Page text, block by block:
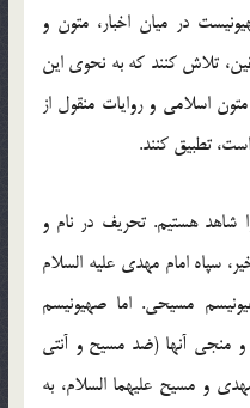
در میان اخبار، متون و
تلاش كنند كه به نحوی این
اسلامی و روایات منقول از
تطبیق کنند.
هستیم. تحریف در نام و
سپاه امام مهدی علیه السلام
مسیحی. اما صهیونیسم
و منجی آنها (ضد مسیح و آنتی
و مسیح‌ علیهما السلام، به‌